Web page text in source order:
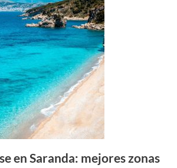
en Saranda: mejores zonas